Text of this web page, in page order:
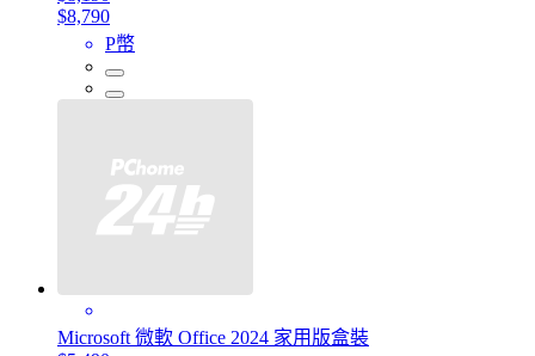
$8,790
P幣
Microsoft 微軟 Office 2024 家用版盒裝